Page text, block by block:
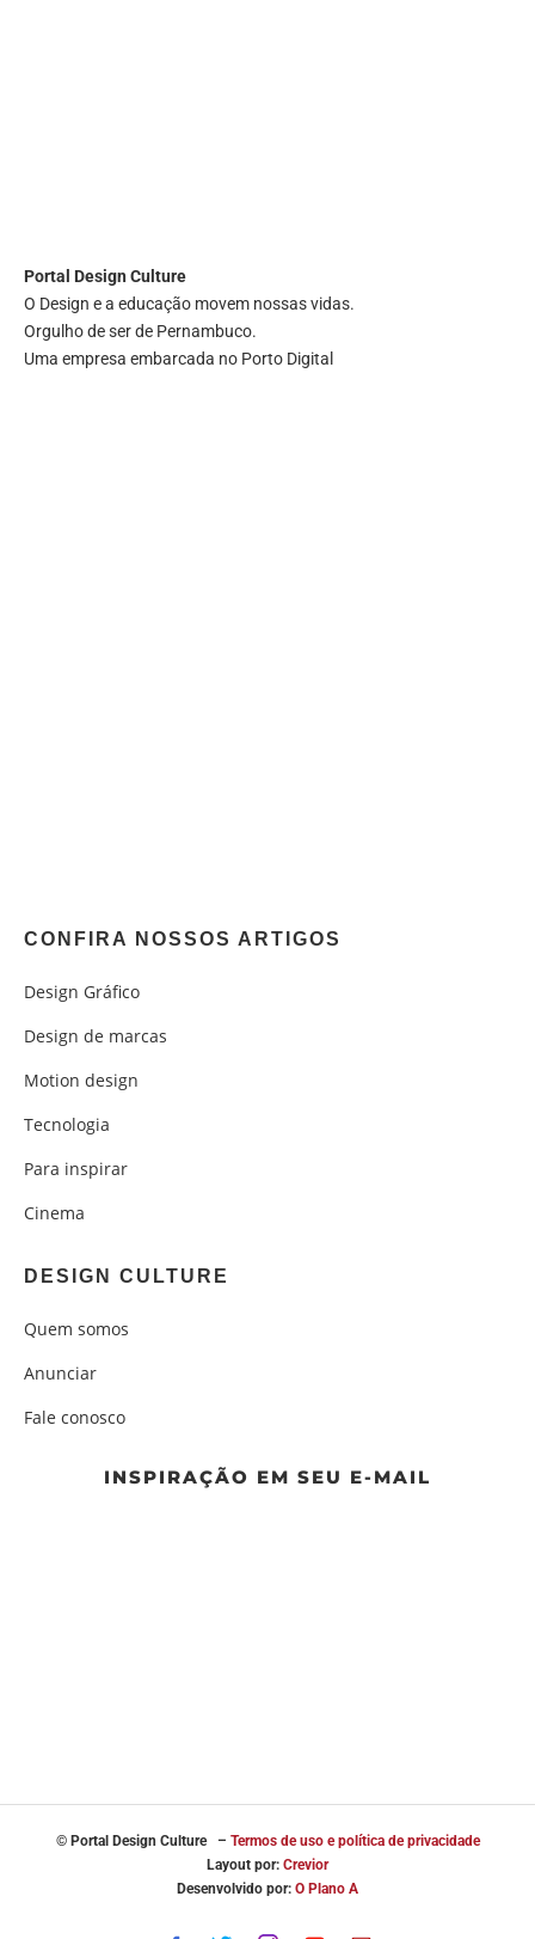
Portal Design Culture
O Design e a educação movem nossas vidas.
Orgulho de ser de Pernambuco.
Uma empresa embarcada no Porto Digital
CONFIRA NOSSOS ARTIGOS
Design Gráfico
Design de marcas
Motion design
Tecnologia
Para inspirar
Cinema
DESIGN CULTURE
Quem somos
Anunciar
Fale conosco
INSPIRAÇÃO EM SEU E-MAIL
© Portal Design Culture – Termos de uso e política de privacidade
Layout por: Crevior
Desenvolvido por: O Plano A